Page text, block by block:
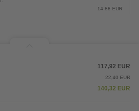
14,88 EUR
117,92 EUR
22,40 EUR
140,32 EUR